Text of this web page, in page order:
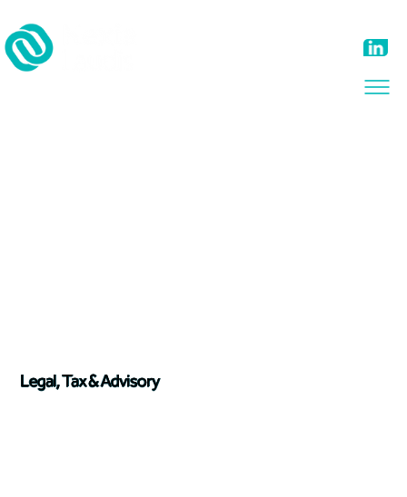
Legal, Tax & Advisory